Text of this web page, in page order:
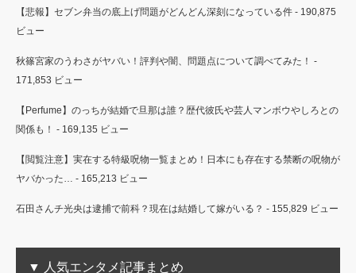
【悲報】セブン弁当の底上げ問題がどんどん深刻になっている件 - 190,875
ビュー
秋篠宮家のうわさがヤバい！評判や闇、問題点について調べてみた！ -
171,853 ビュー
【Perfume】のっちが結婚で旦那は誰？歴代彼氏や芸人マンボウやしろとの
関係も！ - 169,135 ビュー
【閲覧注意】実在する特級呪物一覧まとめ！日本にも存在する禁断の呪物が
ヤバかった… - 165,213 ビュー
石田さんチ光央は逮捕で前科？現在は結婚して嫁がいる？ - 155,829 ビュー
▼ 人気エンタメ記事まとめ